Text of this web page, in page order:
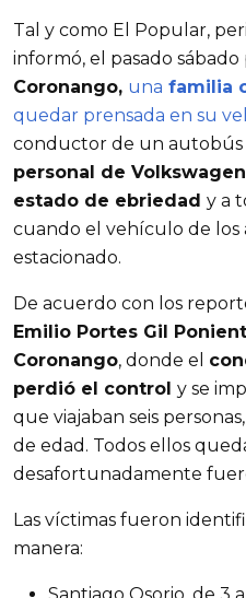
Tal y como El Popular,
Coronango, una familia
quedar prensada en su
conductor de un autobús
personal de Volkswagen
estado de ebriedad y a
cuando el vehículo de los
estacionado.
De acuerdo con los
Emilio Portes Gil
Coronango, donde el
perdió el control y se
que viajaban seis
de edad. Todos ellos
desafortunadamente
Las víctimas fueron
manera:
Santiago Osorio, de 3